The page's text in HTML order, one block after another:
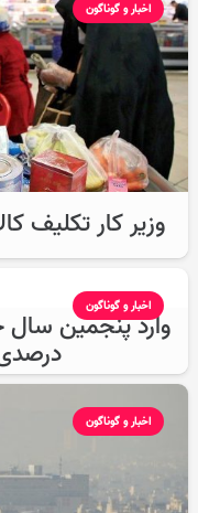
اخبار و گوناگون
وزیر کار تکلیف
اخبار و گوناگون
اخبار و گوناگون